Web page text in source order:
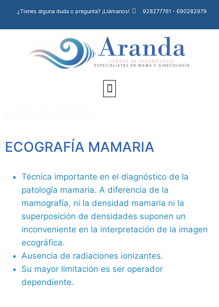
¿Tienes alguna duda o pregunta? ¡Llámanos! 928277761 - 690282979
ECOGRAFÍA MAMARIA
Técnica importante en el diagnóstico de la
patología mamaria. A diferencia de la
mamografía, ni la densidad mamaria ni la
superposición de densidades suponen un
inconveniente en la interpretación de la imagen
ecográfica.
Ausencia de radiaciones ionizantes.
Su mayor limitación es ser operador
dependiente.